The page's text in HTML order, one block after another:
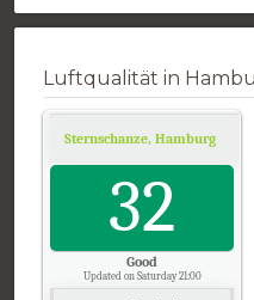
Luftqualität in
Sternschanze, Hamburg
32
Good
Updated on Saturday 21:00